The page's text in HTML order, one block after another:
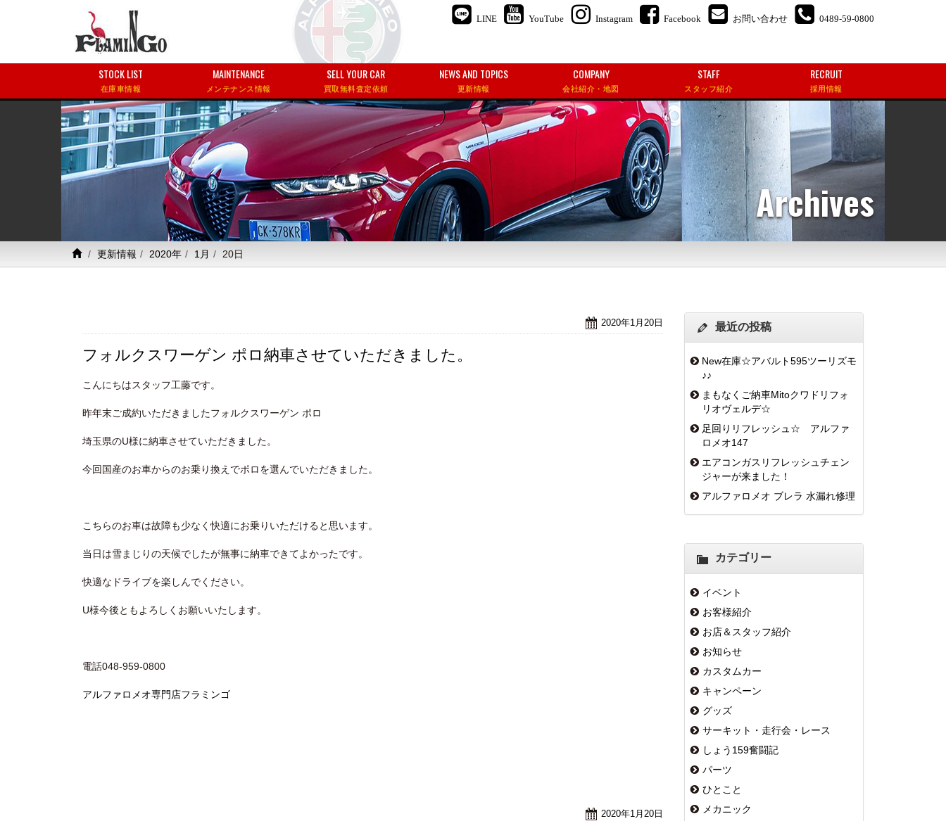
LINE YouTube Instagram Facebook お問い合わせ 0489-59-0800
STOCK LIST
在庫車情報
MAINTENANCE
メンテナンス情報
SELL YOUR CAR
買取無料査定依頼
NEWS AND TOPICS
更新情報
COMPANY
会社紹介・地図
STAFF
スタッフ紹介
RECRUIT
採用情報
Archives
更新情報 2020年 1月 20日
2020年1月20日
フォルクスワーゲン ポロ納車させていただきました。
こんにちはスタッフ工藤です。
昨年末ご成約いただきましたフォルクスワーゲン ポロ
埼玉県のU様に納車させていただきました。
今回国産のお車からのお乗り換えでポロを選んでいただきました。
こちらのお車は故障も少なく快適にお乗りいただけると思います。
当日は雪まじりの天候でしたが無事に納車できてよかったです。
快適なドライブを楽しんでください。
U様今後ともよろしくお願いいたします。
電話048-959-0800
アルファロメオ専門店フラミンゴ
2020年1月20日
最近の投稿
New在庫☆アバルト595ツーリズモ
♪♪
まもなくご納車Mitoクワドリフォ
リオヴェルデ☆
足回りリフレッシュ☆ アルファ
ロメオ147
エアコンガスリフレッシュチェン
ジャーが来ました！
アルファロメオ ブレラ 水漏れ修理
カテゴリー
イベント
お客様紹介
お店＆スタッフ紹介
お知らせ
カスタムカー
キャンペーン
グッズ
サーキット・走行会・レース
しょう159奮闘記
パーツ
ひとこと
メカニック